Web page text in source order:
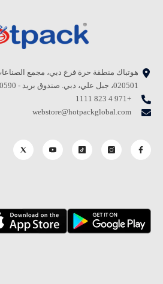
020501، جبل علي، دبي. صندوق بريد - 80590
+971 4 823 1111
webstore@hotpackglobal.com